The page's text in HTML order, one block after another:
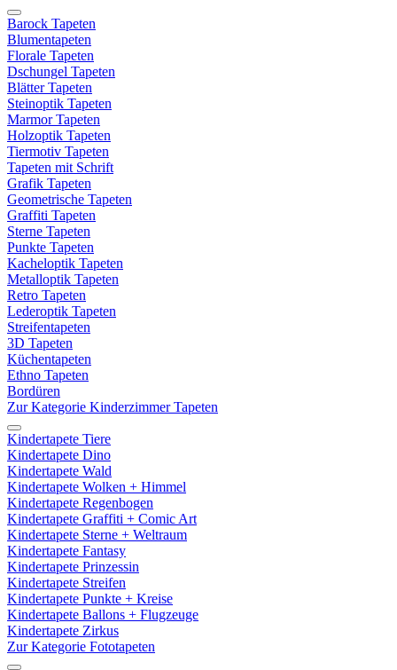
Barock Tapeten
Blumentapeten
Florale Tapeten
Dschungel Tapeten
Blätter Tapeten
Steinoptik Tapeten
Marmor Tapeten
Holzoptik Tapeten
Tiermotiv Tapeten
Tapeten mit Schrift
Grafik Tapeten
Geometrische Tapeten
Graffiti Tapeten
Sterne Tapeten
Punkte Tapeten
Kacheloptik Tapeten
Metalloptik Tapeten
Retro Tapeten
Lederoptik Tapeten
Streifentapeten
3D Tapeten
Küchentapeten
Ethno Tapeten
Bordüren
Zur Kategorie Kinderzimmer Tapeten
Kindertapete Tiere
Kindertapete Dino
Kindertapete Wald
Kindertapete Wolken + Himmel
Kindertapete Regenbogen
Kindertapete Graffiti + Comic Art
Kindertapete Sterne + Weltraum
Kindertapete Fantasy
Kindertapete Prinzessin
Kindertapete Streifen
Kindertapete Punkte + Kreise
Kindertapete Ballons + Flugzeuge
Kindertapete Zirkus
Zur Kategorie Fototapeten